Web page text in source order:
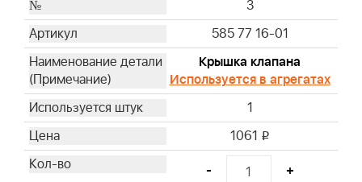
58
59
60
65
3
585 77 16-01
Крышка клапана
Используется в агрегатах
1
1061 i
- +